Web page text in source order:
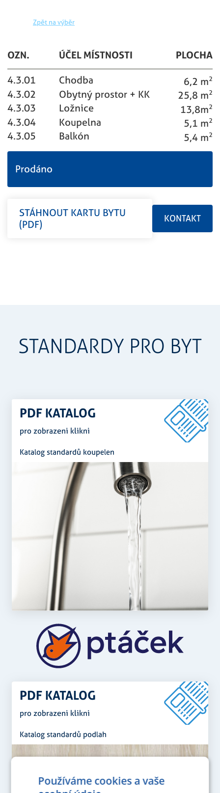
Zpět na výběr
OZN. ÚČEL MÍSTNOSTI
PLOCHA
4.3.01
Chodba 6,2 m2
4.3.02 Obytný prostor + KK 25,8 m2
4.3.03 Ložnice 13,8m2
4.3.04 Koupelna 5,1 m2
4.3.05 Balkón 5,4 m2
Prodáno
STÁHNOUT KARTU BYTU
(PDF)
KONTAKT
STANDARDY PRO BYT
PDF KATALOG
pro zobrazeni klikni
Katalog standardů koupelen
PDF KATALOG
pro zobrazeni klikni
Katalog standardů podlah
Používáme cookies a vaše